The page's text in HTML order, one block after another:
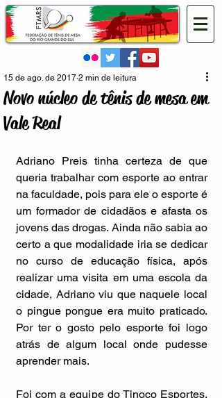
Novo núcleo de tênis de mesa em
Vale Real
15 de ago. de 2017 2 min de leitura
Adriano Preis tinha certeza de que
queria trabalhar com esporte ao entrar
na faculdade, pois para ele o esporte é
um formador de cidadãos e afasta os
jovens das drogas. Ainda não sabia ao
certo a que modalidade iria se dedicar
no curso de educação física, após
realizar uma visita em uma escola da
cidade, Adriano viu que naquele local
o pingue pongue era muito praticado.
Por ter o gosto pelo esporte foi logo
atrás de algum local onde pudesse
aprender mais.
Foi com a equipe do Tinoco Esportes,